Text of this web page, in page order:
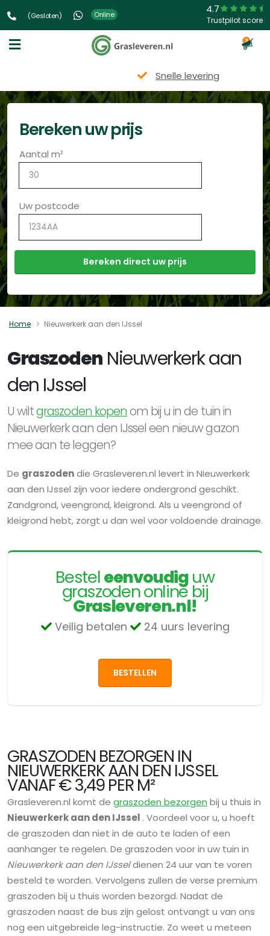
(Gesloten) Online 4.7
Trustpilot score
3
Snelle levering
Bereken uw prijs
Aantal m²
Uw postcode
Home Nieuwerkerk aan den IJssel
Graszoden Nieuwerkerk aan
den IJssel
U wiltgraszoden kopenom bij u in de tuin in
Nieuwerkerk aan den IJssel een nieuw gazon
mee aan te leggen?
De graszodendie Grasleveren.nl levert in Nieuwerkerk
aan den IJssel zijn voor iedere ondergrond geschikt.
Zandgrond, veengrond, kleigrond. Als u veengrond of
kleigrond hebt, zorgt u dan wel voor voldoende drainage.
Besteleenvoudiguw
graszoden online bij
Grasleveren.nl!
Veilig betalen 24 uurs levering
BESTELLEN
GRASZODEN BEZORGEN IN
NIEUWERKERK AAN DEN IJSSEL
VANAF € 3,49 PER M²
Grasleveren.nl komt de graszoden bezorgen bij u thuis in
Nieuwerkerk aan den IJssel . Voordeel voor u, u hoeft
de graszoden dan niet in de auto te laden of een
aanhanger te regelen. De graszoden voor in uw tuin in
Nieuwerkerk aan den IJsseldienen 24 uur van te voren
besteld te worden. Vervolgens zullen de verse premium
graszoden bij u thuis worden bezorgd. Nadat de
graszoden naast de bus zijn gelost ontvangt u van ons
nog een uitgebreide leg-instructie. Zo weet u meteen